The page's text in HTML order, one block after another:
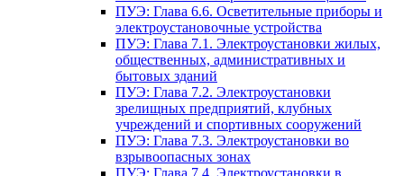
ПУЭ: Глава 6.6. Осветительные приборы и
электроустановочные устройства
ПУЭ: Глава 7.1. Электроустановки жилых,
общественных, административных и
бытовых зданий
ПУЭ: Глава 7.2. Электроустановки
зрелищных предприятий, клубных
учреждений и спортивных сооружений
ПУЭ: Глава 7.3. Электроустановки во
взрывоопасных зонах
ПУЭ: Глава 7.4. Электроустановки в